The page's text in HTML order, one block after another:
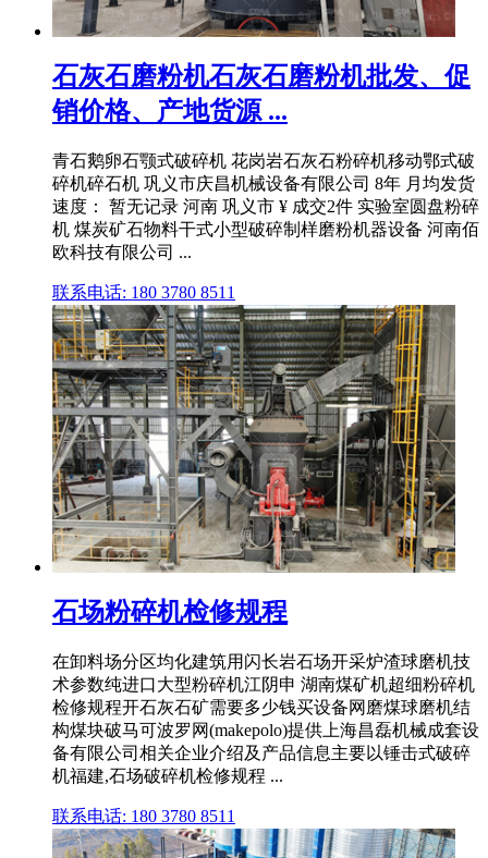
石灰石磨粉机石灰石磨粉机批发、促
销价格、产地货源 ...
青石鹅卵石颚式破碎机 花岗岩石灰石粉碎机移动鄂式破
碎机碎石机 巩义市庆昌机械设备有限公司 8年 月均发货
速度： 暂无记录 河南 巩义市 ¥ 成交2件 实验室圆盘粉碎
机 煤炭矿石物料干式小型破碎制样磨粉机器设备 河南佰
欧科技有限公司 ...
联系电话: 180 3780 8511
石场粉碎机检修规程
在卸料场分区均化建筑用闪长岩石场开采炉渣球磨机技
术参数纯进口大型粉碎机江阴申 湖南煤矿机超细粉碎机
检修规程开石灰石矿需要多少钱买设备网磨煤球磨机结
构煤块破马可波罗网(makepolo)提供上海昌磊机械成套设
备有限公司相关企业介绍及产品信息主要以锤击式破碎
机福建,石场破碎机检修规程 ...
联系电话: 180 3780 8511